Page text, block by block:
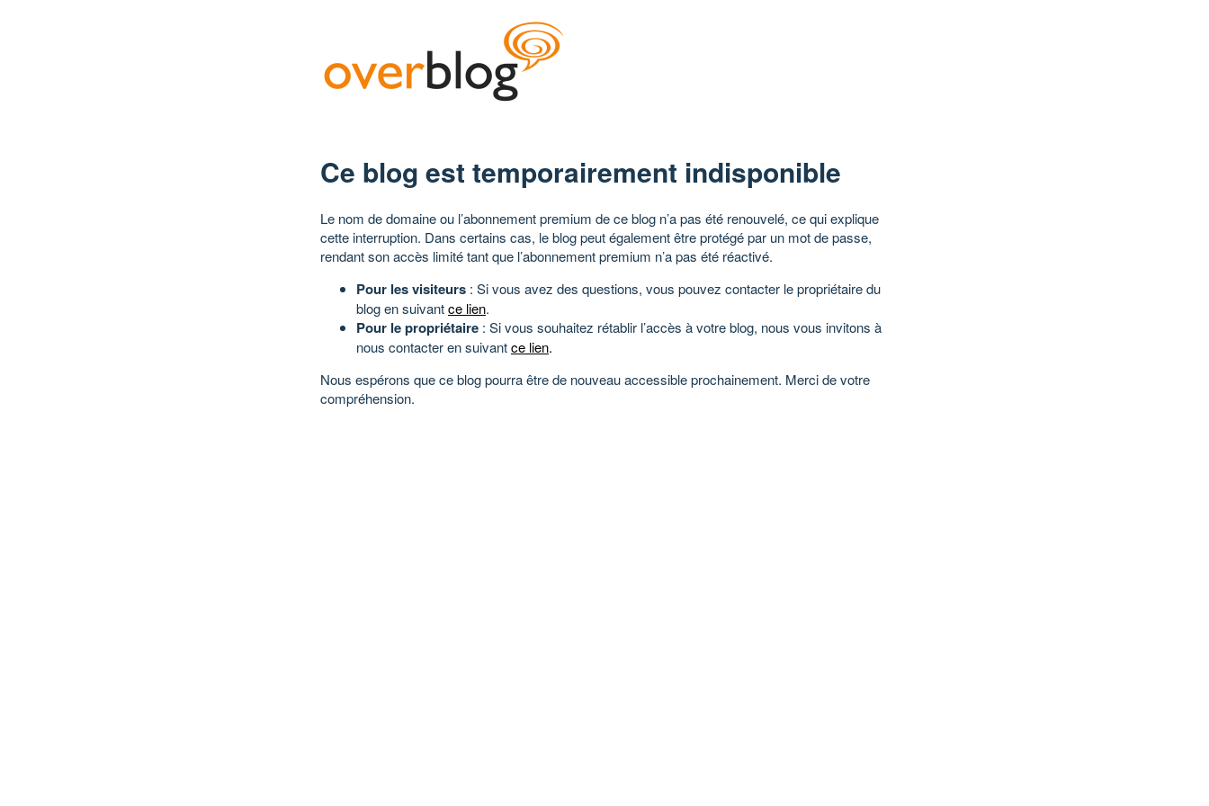
Ce blog est temporairement indisponible
Le nom de domaine ou l’abonnement premium de ce blog n’a pas été renouvelé, ce qui explique
cette interruption. Dans certains cas, le blog peut également être protégé par un mot de passe,
rendant son accès limité tant que l’abonnement premium n’a pas été réactivé.
Pour les visiteurs : Si vous avez des questions, vous pouvez contacter le propriétaire du
blog en suivantce lien.
Pour le propriétaire : Si vous souhaitez rétablir l’accès à votre blog, nous vous invitons à
nous contacter en suivantce lien.
Nous espérons que ce blog pourra être de nouveau accessible prochainement. Merci de votre
compréhension.